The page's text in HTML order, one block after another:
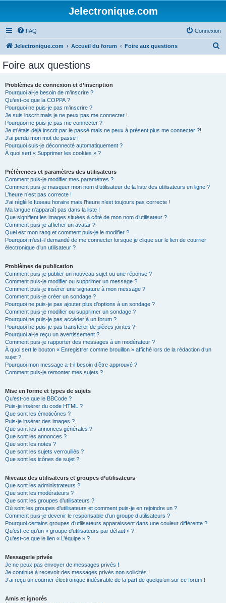
Jelectronique.com
FAQ Connexion
Jelectronique.com Accueil du forum Foire aux questions
Foire aux questions
Problèmes de connexion et d’inscription
Pourquoi ai-je besoin de m’inscrire ?
Qu’est-ce que la COPPA ?
Pourquoi ne puis-je pas m’inscrire ?
Je suis inscrit mais je ne peux pas me connecter !
Pourquoi ne puis-je pas me connecter ?
Je m’étais déjà inscrit par le passé mais ne peux à présent plus me connecter ?!
J’ai perdu mon mot de passe !
Pourquoi suis-je déconnecté automatiquement ?
À quoi sert « Supprimer les cookies » ?
Préférences et paramètres des utilisateurs
Comment puis-je modifier mes paramètres ?
Comment puis-je masquer mon nom d’utilisateur de la liste des utilisateurs en ligne ?
L’heure n’est pas correcte !
J’ai réglé le fuseau horaire mais l’heure n’est toujours pas correcte !
Ma langue n’apparaît pas dans la liste !
Que signifient les images situées à côté de mon nom d’utilisateur ?
Comment puis-je afficher un avatar ?
Quel est mon rang et comment puis-je le modifier ?
Pourquoi m’est-il demandé de me connecter lorsque je clique sur le lien de courrier
électronique d’un utilisateur ?
Problèmes de publication
Comment puis-je publier un nouveau sujet ou une réponse ?
Comment puis-je modifier ou supprimer un message ?
Comment puis-je insérer une signature à mon message ?
Comment puis-je créer un sondage ?
Pourquoi ne puis-je pas ajouter plus d’options à un sondage ?
Comment puis-je modifier ou supprimer un sondage ?
Pourquoi ne puis-je pas accéder à un forum ?
Pourquoi ne puis-je pas transférer de pièces jointes ?
Pourquoi ai-je reçu un avertissement ?
Comment puis-je rapporter des messages à un modérateur ?
À quoi sert le bouton « Enregistrer comme brouillon » affiché lors de la rédaction d’un
sujet ?
Pourquoi mon message a-t-il besoin d’être approuvé ?
Comment puis-je remonter mes sujets ?
Mise en forme et types de sujets
Qu’est-ce que le BBCode ?
Puis-je insérer du code HTML ?
Que sont les émoticônes ?
Puis-je insérer des images ?
Que sont les annonces générales ?
Que sont les annonces ?
Que sont les notes ?
Que sont les sujets verrouillés ?
Que sont les icônes de sujet ?
Niveaux des utilisateurs et groupes d’utilisateurs
Que sont les administrateurs ?
Que sont les modérateurs ?
Que sont les groupes d’utilisateurs ?
Où sont les groupes d’utilisateurs et comment puis-je en rejoindre un ?
Comment puis-je devenir le responsable d’un groupe d’utilisateurs ?
Pourquoi certains groupes d’utilisateurs apparaissent dans une couleur différente ?
Qu’est-ce qu’un « groupe d’utilisateurs par défaut » ?
Qu’est-ce que le lien « L’équipe » ?
Messagerie privée
Je ne peux pas envoyer de messages privés !
Je continue à recevoir des messages privés non sollicités !
J’ai reçu un courrier électronique indésirable de la part de quelqu’un sur ce forum !
Amis et ignorés